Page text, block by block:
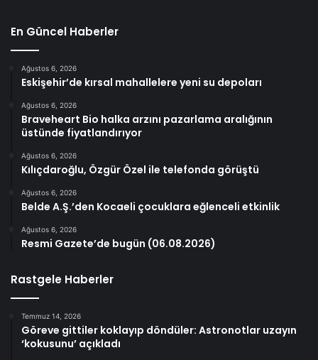
En Güncel Haberler
Ağustos 6, 2026
Eskişehir’de kırsal mahallelere yeni su depoları
Ağustos 6, 2026
Braveheart Bio halka arzını pazarlama aralığının
üstünde fiyatlandırıyor
Ağustos 6, 2026
Kılıçdaroğlu, Özgür Özel ile telefonda görüştü
Ağustos 6, 2026
Belde A.Ş.’den Kocaeli çocuklara eğlenceli etkinlik
Ağustos 6, 2026
Resmi Gazete’de bugün (06.08.2026)
Rastgele Haberler
Temmuz 14, 2026
Göreve gittiler koklayıp döndüler: Astronotlar uzayın
‘kokusunu’ açıkladı